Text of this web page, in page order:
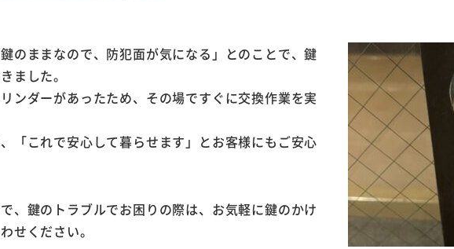
のままなので、防犯面が気になる」とのことで、鍵
ました。
ンダーがあったため、その場ですぐに交換作業を実
「これで安心して暮らせます」とお客様にもご安心
、鍵のトラブルでお困りの際は、お気軽に鍵のかけ
せください。